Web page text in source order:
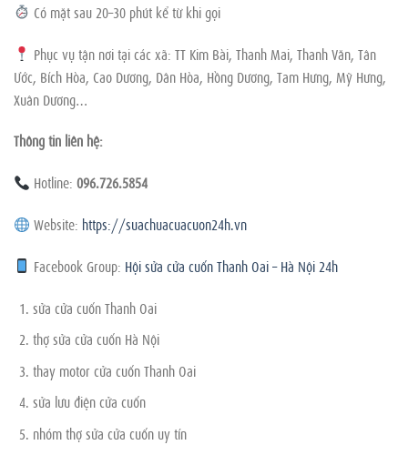
Có mặt sau 20–30 phút kể từ khi gọi
Phục vụ tận nơi tại các xã: TT Kim Bài, Thanh Mai, Thanh Văn, Tân
Ước, Bích Hòa, Cao Dương, Dân Hòa, Hồng Dương, Tam Hưng, Mỹ Hưng,
Xuân Dương…
Thông tin liên hệ:
Hotline:096.726.5854
Website: https://suachuacuacuon24h.vn
Facebook Group: Hội sửa cửa cuốn Thanh Oai – Hà Nội 24h
sửa cửa cuốn Thanh Oai
thợ sửa cửa cuốn Hà Nội
thay motor cửa cuốn Thanh Oai
sửa lưu điện cửa cuốn
nhóm thợ sửa cửa cuốn uy tín